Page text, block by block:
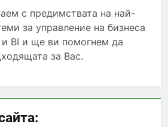
с предимствата на най-
за управление на бизнеса
и BI и ще ви помогнем да
за Вас.